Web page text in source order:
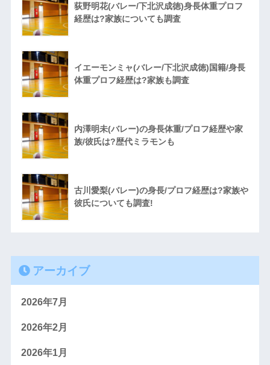
荻野明花(バレー/下北沢成徳)身長体重プロフ
経歴は?家族についても調査
イエーモンミャ(バレー/下北沢成徳)国籍/身長
体重プロフ経歴は?家族も調査
内澤明未(バレー)の身長体重/プロフ経歴や家
族/彼氏は?歴代ミラモンも
古川愛梨(バレー)の身長/プロフ経歴は?家族や
彼氏についても調査!
アーカイブ
2026年7月
2026年2月
2026年1月